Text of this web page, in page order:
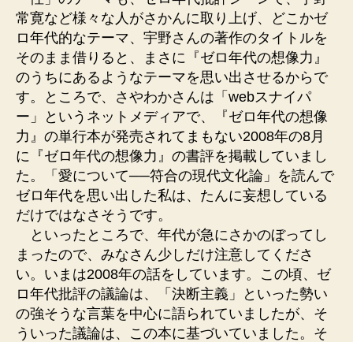
常寛など様々な人がさかんに取り上げ、どこかゼ
ロ年代的なテーマ、宇野さんの著作のタイトルを
そのまま借りると、まさに『ゼロ年代の想像力』
のうちにあるようなテーマを思い出させるからで
す。ところで、さやわかさんは「webスナイパ
ー」というネットメディアで、『ゼロ年代の想像
力』の単行本が発売されてまもない2008年の8月
に『ゼロ年代の想像力』の書評を掲載していまし
た。「愛について──符合の現代文化論」を読んで
ゼロ年代を思い出した私は、たんに妄想している
だけではなさそうです。
といったところで、年代が急にさかのぼってし
まったので、みなさん少しだけ注意してくださ
い。いまは2008年の話をしています。この頃、ゼ
ロ年代批評の議論は、「決断主義」といった勢い
の強そうな言葉を中心に語られていましたが、そ
ういった議論は、この本に基づいていました。そ